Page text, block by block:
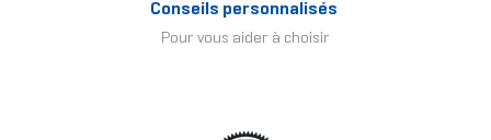
Conseils personnalisés
Pour vous aider à choisir